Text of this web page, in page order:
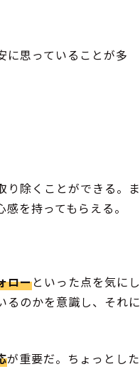
に思っていることが多
り除くことができる。ま
を持ってもらえる。
ローといった点を気にし
るのかを意識し、それに
が重要だ。ちょっとした